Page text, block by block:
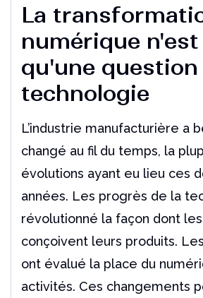
La
numérique n'est
qu'une question
technologie
L’industrie manufacturière a
changé au fil du temps, la
évolutions ayant eu lieu ces
années. Les progrès de la
révolutionné la façon dont
conçoivent leurs produits.
ont évalué la place du
activités. Ces changements